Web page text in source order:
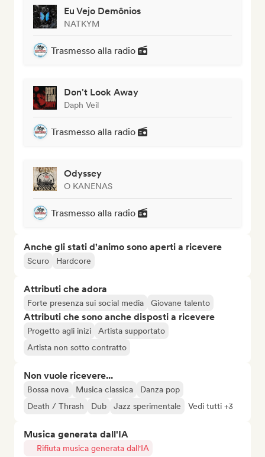
Eu Vejo Demônios
NATKYM
Trasmesso alla radio
Don't Look Away
Daph Veil
Trasmesso alla radio
Odyssey
O KANENAS
Trasmesso alla radio
Anche gli stati d'animo sono aperti a ricevere
Scuro Hardcore
Attributi che adora
Forte presenza sui social media Giovane talento
Attributi che sono anche disposti a ricevere
Progetto agli inizi
Artista supportato
Artista non sotto contratto
Non vuole ricevere...
Bossa nova Musica classica
Danza pop
Death / Thrash
Dub Jazz sperimentale Vedi tutti +3
Musica generata dall'IA
Rifiuta musica generata dall'IA